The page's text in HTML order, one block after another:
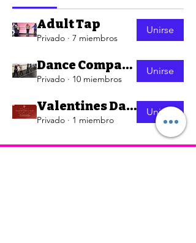
Adult Tap
Privado · 7 miembros
Unirse
Dance Company Parents and Students
Privado · 10 miembros
Unirse
Valentines Dance Night! Group
Privado · 1 miembro
Unirse